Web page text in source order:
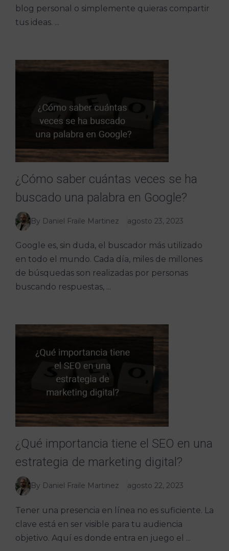
blog personal o simplemente quieras compartir
tus ideas. ...
¿Cómo saber cuántas veces se ha
buscado una palabra en Google?
By Daniel Fraile Martinez agosto 23, 2023
Google es, sin duda, el buscador más utilizado
en todo el mundo. Cada día, miles de millones
de búsquedas son realizadas por personas
buscando respuestas, ...
¿Qué importancia tiene el SEO en una
estrategia de marketing digital?
By Daniel Fraile Martinez agosto 22, 2023
Tener una presencia en línea no es suficiente. La
clave está en ser visible para tu audiencia
objetivo. Aquí es donde entra en juego el ...